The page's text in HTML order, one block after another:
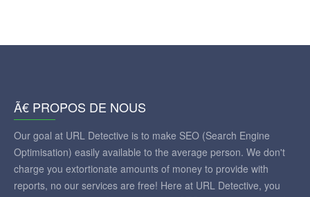
Ã€ PROPOS DE NOUS
Our goal at URL Detective is to make SEO (Search Engine
Optimisation) easily available to the average person. We don't
charge you extortionate amounts of money to provide with
reports, no our services are free! Here at URL Detective, you